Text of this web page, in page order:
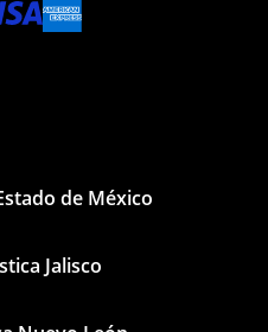
de México
Jalisco